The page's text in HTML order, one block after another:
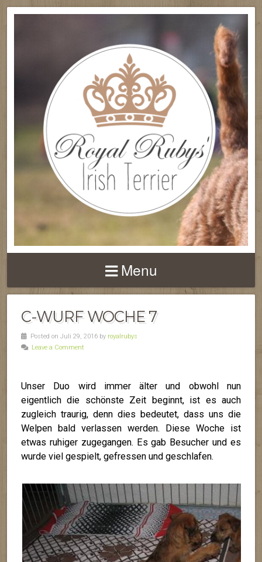
Menu
C-WURF WOCHE 7
Posted on Juli 29, 2016 by royalrubys
Leave a Comment
Unser Duo wird immer älter und obwohl nun
eigentlich die schönste Zeit beginnt, ist es auch
zugleich traurig, denn dies bedeutet, dass uns die
Welpen bald verlassen werden. Diese Woche ist
etwas ruhiger zugegangen. Es gab Besucher und es
wurde viel gespielt, gefressen und geschlafen.